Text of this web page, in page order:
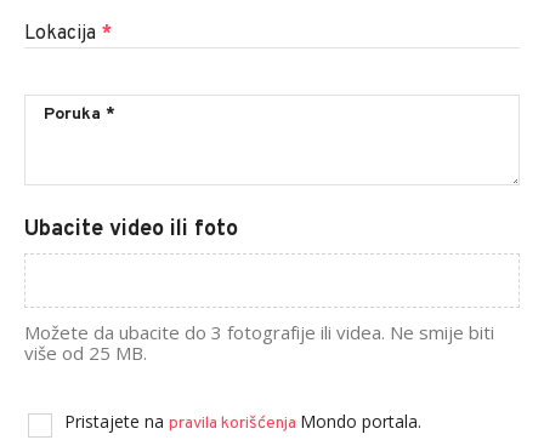
Lokacija *
Ubacite video ili foto
Možete da ubacite do 3 fotografije ili videa. Ne smije biti
više od 25 MB.
Pristajete na pravila korišćenja Mondo portala.